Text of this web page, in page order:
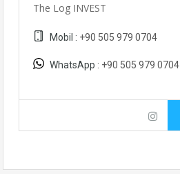
The Log INVEST
Mobil : +90 505 979 0704
WhatsApp : +90 505 979 0704